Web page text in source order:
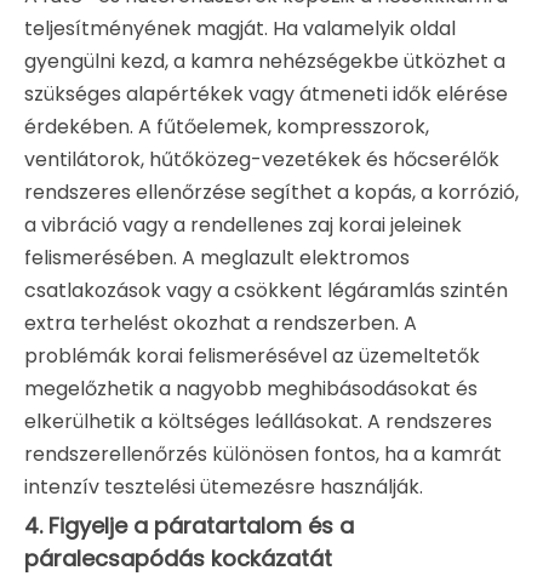
teljesítményének magját. Ha valamelyik oldal
gyengülni kezd, a kamra nehézségekbe ütközhet a
szükséges alapértékek vagy átmeneti idők elérése
érdekében. A fűtőelemek, kompresszorok,
ventilátorok, hűtőközeg-vezetékek és hőcserélők
rendszeres ellenőrzése segíthet a kopás, a korrózió,
a vibráció vagy a rendellenes zaj korai jeleinek
felismerésében. A meglazult elektromos
csatlakozások vagy a csökkent légáramlás szintén
extra terhelést okozhat a rendszerben. A
problémák korai felismerésével az üzemeltetők
megelőzhetik a nagyobb meghibásodásokat és
elkerülhetik a költséges leállásokat. A rendszeres
rendszerellenőrzés különösen fontos, ha a kamrát
intenzív tesztelési ütemezésre használják.
4. Figyelje a páratartalom és a
páralecsapódás kockázatát